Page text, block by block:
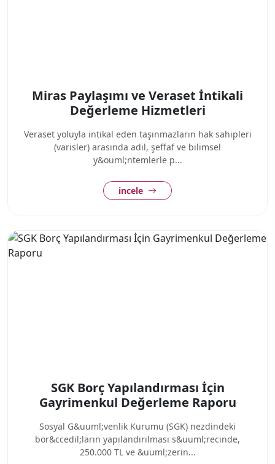
Miras Paylaşımı ve Veraset İntikali
Değerleme Hizmetleri
Veraset yoluyla intikal eden taşınmazların hak sahipleri
(varisler) arasında adil, şeffaf ve bilimsel
y&ouml;ntemlerle p...
incele
SGK Borç Yapılandırması İçin
Gayrimenkul Değerleme Raporu
Sosyal G&uuml;venlik Kurumu (SGK) nezdindeki
bor&ccedil;ların yapılandırılması s&uuml;recinde,
250.000 TL ve &uuml;zerin...